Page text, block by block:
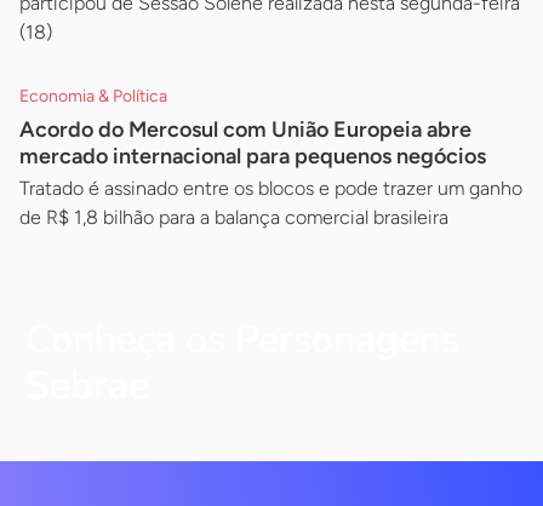
(18)
Economia & Política
Acordo do Mercosul com União Europeia abre
mercado internacional para pequenos negócios
Tratado é assinado entre os blocos e pode trazer um ganho
de R$ 1,8 bilhão para a balança comercial brasileira